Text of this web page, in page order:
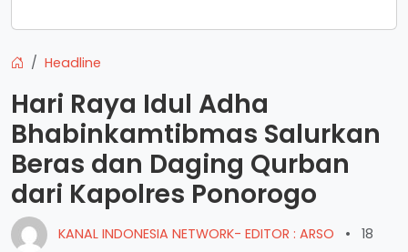
Headline
Hari Raya Idul Adha
Bhabinkamtibmas Salurkan
Beras dan Daging Qurban
dari Kapolres Ponorogo
KANAL INDONESIA NETWORK- EDITOR : ARSO •
18